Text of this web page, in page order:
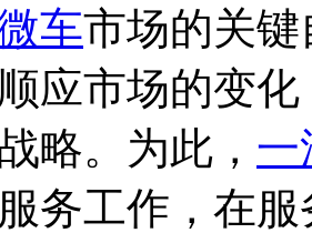
车市场的关
顺应市场的变
略。为此， 一
务工作，在